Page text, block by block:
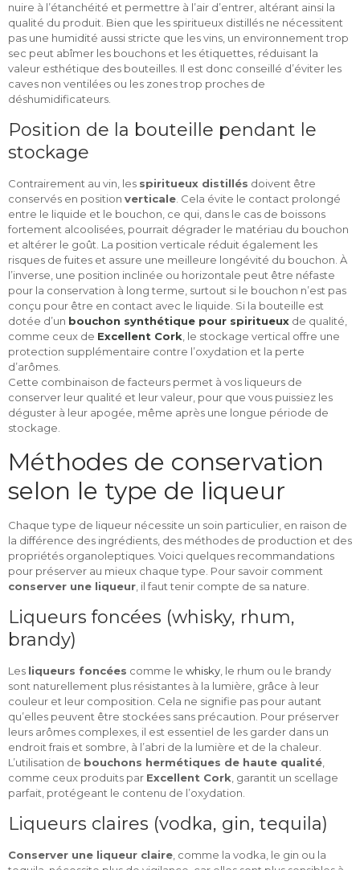
nuire à l’étanchéité et permettre à l’air d’entrer, altérant ainsi la
qualité du produit. Bien que les spiritueux distillés ne nécessitent
pas une humidité aussi stricte que les vins, un environnement trop
sec peut abîmer les bouchons et les étiquettes, réduisant la
valeur esthétique des bouteilles. Il est donc conseillé d’éviter les
caves non ventilées ou les zones trop proches de
déshumidificateurs.
Position de la bouteille pendant le
stockage
Contrairement au vin, les spiritueux distillés doivent être
conservés en position verticale . Cela évite le contact prolongé
entre le liquide et le bouchon, ce qui, dans le cas de boissons
fortement alcoolisées, pourrait dégrader le matériau du bouchon
et altérer le goût. La position verticale réduit également les
risques de fuites et assure une meilleure longévité du bouchon. À
l’inverse, une position inclinée ou horizontale peut être néfaste
pour la conservation à long terme, surtout si le bouchon n’est pas
conçu pour être en contact avec le liquide. Si la bouteille est
dotée d’un bouchon synthétique pour spiritueux de qualité,
comme ceux de Excellent Cork , le stockage vertical offre une
protection supplémentaire contre l’oxydation et la perte
d’arômes.
Cette combinaison de facteurs permet à vos liqueurs de
conserver leur qualité et leur valeur, pour que vous puissiez les
déguster à leur apogée, même après une longue période de
stockage.
Méthodes de conservation
selon le type de liqueur
Chaque type de liqueur nécessite un soin particulier, en raison de
la différence des ingrédients, des méthodes de production et des
propriétés organoleptiques. Voici quelques recommandations
pour préserver au mieux chaque type. Pour savoir comment
conserver une liqueur , il faut tenir compte de sa nature.
Liqueurs foncées (whisky, rhum,
brandy)
Les liqueurs foncées comme le whisky , le rhum ou le brandy
sont naturellement plus résistantes à la lumière, grâce à leur
couleur et leur composition. Cela ne signifie pas pour autant
qu’elles peuvent être stockées sans précaution. Pour préserver
leurs arômes complexes, il est essentiel de les garder dans un
endroit frais et sombre, à l’abri de la lumière et de la chaleur.
L’utilisation de bouchons hermétiques de haute qualité
comme ceux produits par Excellent Cork , garantit un scellage
parfait, protégeant le contenu de l’oxydation.
Liqueurs claires (vodka, gin, tequila)
Conserver une liqueur claire , comme la vodka, le gin ou la